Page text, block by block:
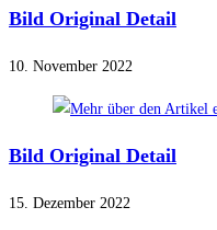
Bild Original Detail
10. November 2022
Bild Original Detail
15. Dezember 2022